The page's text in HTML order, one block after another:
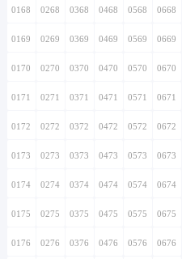
0168 0268 0368 0468 0568 0668
0169 0269 0369 0469 0569 0669
0170 0270 0370 0470 0570 0670
0171 0271 0371 0471 0571 0671
0172 0272 0372 0472 0572 0672
0173 0273 0373 0473 0573 0673
0174 0274 0374 0474 0574 0674
0175 0275 0375 0475 0575 0675
0176 0276 0376 0476 0576 0676